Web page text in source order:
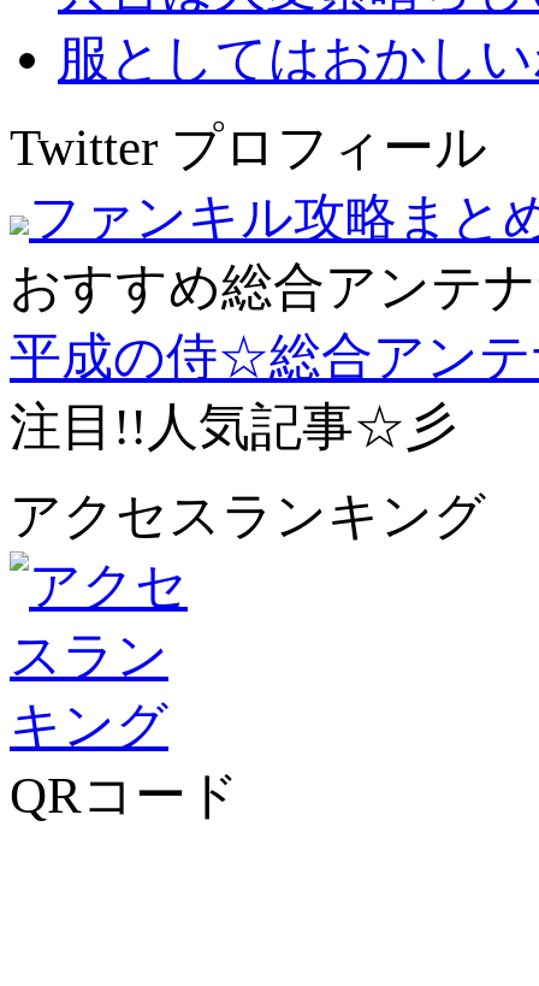
Twitter プロフィール
ファンキル攻略まと
おすすめ総合アンテ
平成の侍☆総合アン
注目!!人気記事☆彡
アクセスランキング
QRコード